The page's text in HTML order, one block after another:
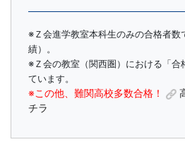
※Ｚ会進学教室本科生のみの合格者
績）。
※Ｚ会の教室（関西圏）における「合
ています。
※この他、難関高校多数合格！
チラ